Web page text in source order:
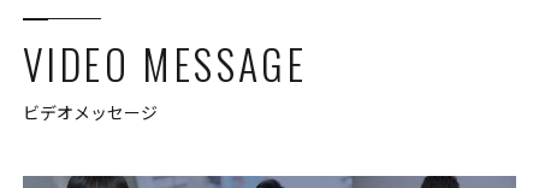
VIDEO MESSAGE
ビデオメッセージ